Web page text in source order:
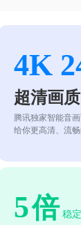
4K
超清画
腾讯独家智能音
给你更高清、流
5倍 稳定